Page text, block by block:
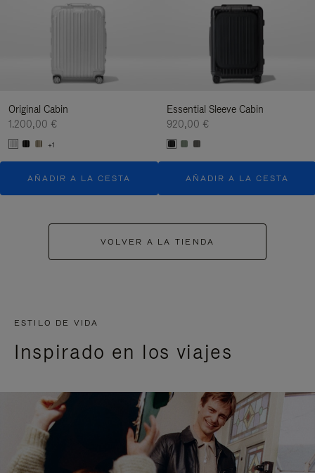
Original Cabin
1.200,00 €
+1
AÑADIR A LA CESTA
Essential Sleeve Cabin
920,00 €
AÑADIR A LA CESTA
VOLVER A LA TIENDA
ESTILO DE VIDA
Inspirado en los viajes